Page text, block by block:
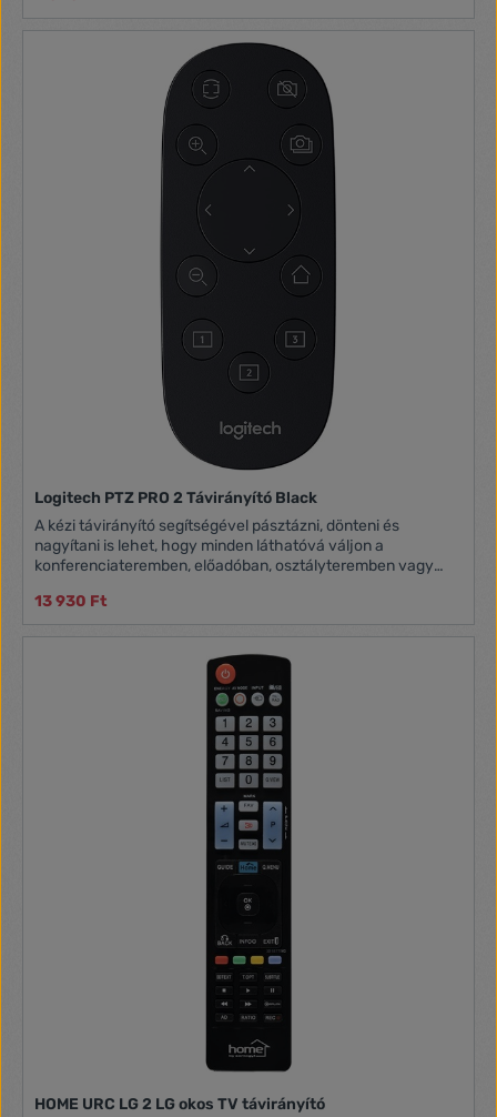
egyesével feltanítani, elég ha beállítja a leírásnak megfelelő
gyártói kódra a távirányítót és a funkciók máris
összes klímagyártóval kompatibilis Gyors párosítás Nem
szükséges a beállításhoz az eredeti távirányító Zseblámpa
Midea, Hisense, Hitachi, Panasonic, Fujitsu, Sharp, Daikin,
Whirlpool, Electrolux, Sanyo, Mitsubishi, LG, Samsung,
Energiaforrás: 2 x AAA elem Kijelző méret: 1,2" Méret:
Logitech PTZ PRO 2 Távirányító Black
A kézi távirányító segítségével pásztázni, dönteni és
nagyítani is lehet, hogy minden láthatóvá váljon a
konferenciateremben, előadóban, osztályteremben vagy
13 930 Ft
HOME URC LG 2 LG okos TV távirányító